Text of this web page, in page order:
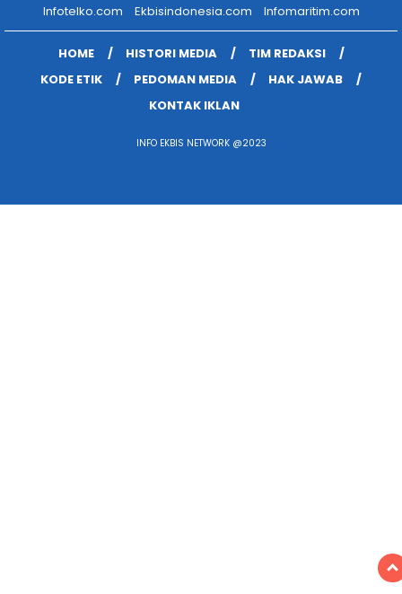
Infotelko.com
Ekbisindonesia.com Infomaritim.com
HOME HISTORI MEDIA
TIM REDAKSI
KODE ETIK
PEDOMAN MEDIA
HAK JAWAB
KONTAK IKLAN
INFO EKBIS NETWORK @2023